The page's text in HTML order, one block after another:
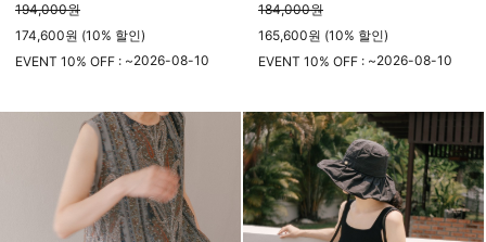
194,000원
174,600원 (10% 할인)
EVENT 10% OFF : ~2026-08-10
184,000원
165,600원 (10% 할인)
EVENT 10% OFF : ~2026-08-10